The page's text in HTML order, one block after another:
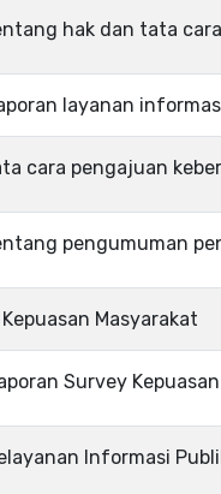
hak dan tata
layanan
cara pengajuan
pengumuman
Masyarakat
Survey
Informasi